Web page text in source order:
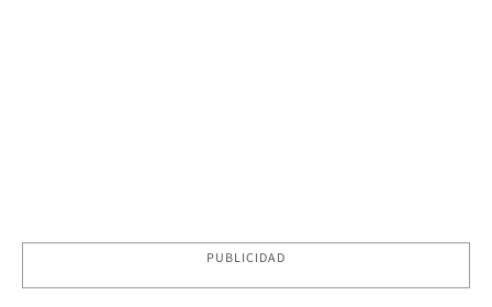
PUBLICIDAD